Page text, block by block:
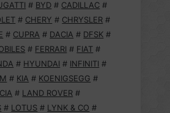
# BYD # CADILLAC #
# CHERY # CHRYSLER #
# CUPRA # DACIA # DFSK #
# FERRARI # FIAT #
# HYUNDAI # INFINITI #
# KIA # KOENIGSEGG #
# LAND ROVER #
# LOTUS # LYNK & CO #